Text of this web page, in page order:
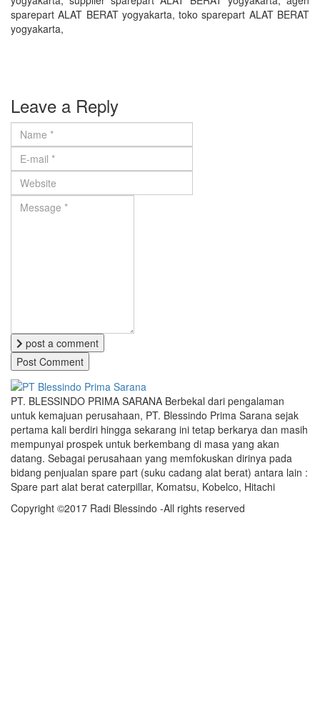
sparepart ALAT BERAT yogyakarta, toko sparepart ALAT BERAT
yogyakarta,
Leave a Reply
post a comment
PT. BLESSINDO PRIMA SARANA Berbekal dari pengalaman
untuk kemajuan perusahaan, PT. Blessindo Prima Sarana sejak
pertama kali berdiri hingga sekarang ini tetap berkarya dan masih
mempunyai prospek untuk berkembang di masa yang akan
datang. Sebagai perusahaan yang memfokuskan dirinya pada
bidang penjualan spare part (suku cadang alat berat) antara lain :
Spare part alat berat caterpillar, Komatsu, Kobelco, Hitachi
Copyright ©2017 Radi Blessindo -All rights reserved